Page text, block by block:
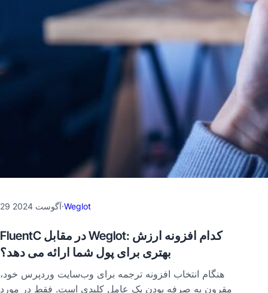
29 آگوست 2024·Weglot
FluentC در مقابل Weglot: کدام افزونه ارزش
بهتری برای پول شما ارائه می دهد؟
هنگام انتخاب افزونه ترجمه برای وب‌سایت وردپرس خود،
مقرون به صرفه بودن یک عامل کلیدی است. فقط در مورد